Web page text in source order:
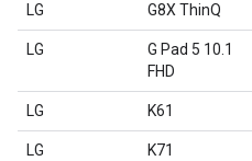
LG G8X ThinQ
LG
G Pad 5 10.1
FHD
LG K61
LG K71